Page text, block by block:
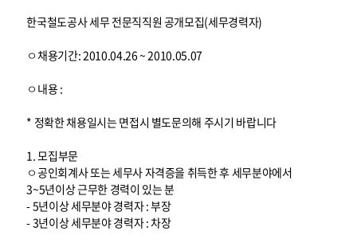
한국철도공사 세무 전문직직원 공개모집(세무경력자)
ㅇ채용기간: 2010.04.26 ~ 2010.05.07
ㅇ내용 :
* 정확한 채용일시는 면접시 별도문의해 주시기 바랍니다
1. 모집부문
ㅇ공인회계사 또는 세무사 자격증을 취득한 후 세무분야에서
3~5년이상 근무한 경력이 있는 분
- 5년이상 세무분야 경력자 : 부장
- 3년이상 세무분야 경력자 : 차장